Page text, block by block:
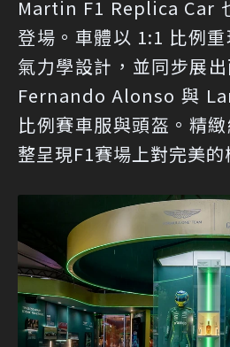
Martin F1 Replica Car
登場。車體以 1:1 比例
氣力學設計，並同步展
Fernando Alonso 與
比例賽車服與頭盔。精
整呈現F1賽場上對完美的